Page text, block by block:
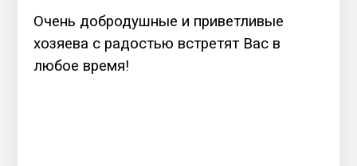
Очень добродушные и приветливые
хозяева с радостью встретят Вас в
любое время!